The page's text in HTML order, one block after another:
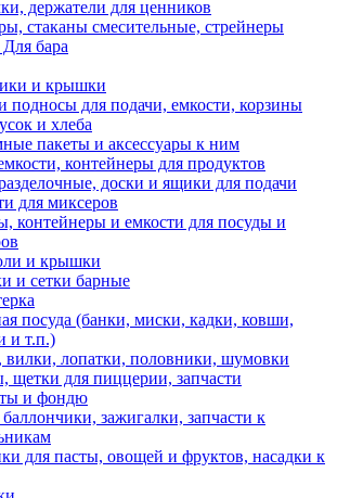
держатели для ценников
стаканы смесительные, стрейнеры
Для бара
и крышки
подносы для подачи, емкости, корзины
и хлеба
пакеты и аксессуары к ним
контейнеры для продуктов
доски и ящики для подачи
для миксеров
контейнеры и емкости для посуды и
и крышки
и сетки барные
посуда (банки, миски, кадки, ковши,
и т.п.)
лопатки, половники, шумовки
щетки для пиццерии, запчасти
и фондю
зажигалки, запчасти к
для пасты, овощей и фруктов, насадки к